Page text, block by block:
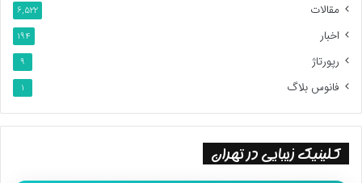
مقالات 6,522
اخبار 194
رپورتاژ 9
فانوس بلاگ 1
کلینیک زیبایی در تهران